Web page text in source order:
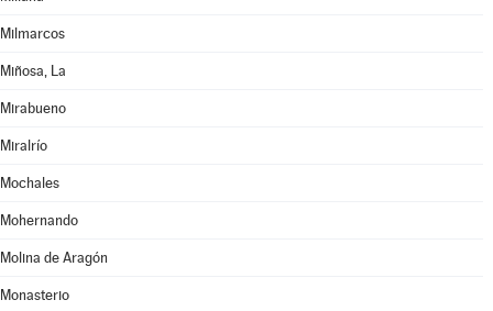
Milmarcos
Miñosa, La
Mirabueno
Miralrío
Mochales
Mohernando
Molina de Aragón
Monasterio